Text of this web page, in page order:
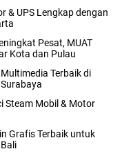
& UPS Lengkap dengan
Pesat, MUAT
Kota dan Pulau
Terbaik di
Steam Mobil & Motor
Grafis Terbaik untuk